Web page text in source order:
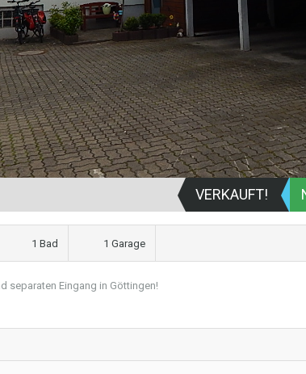
VERKAUFT!
1 Bad 1 Garage
separaten Eingang in Göttingen!